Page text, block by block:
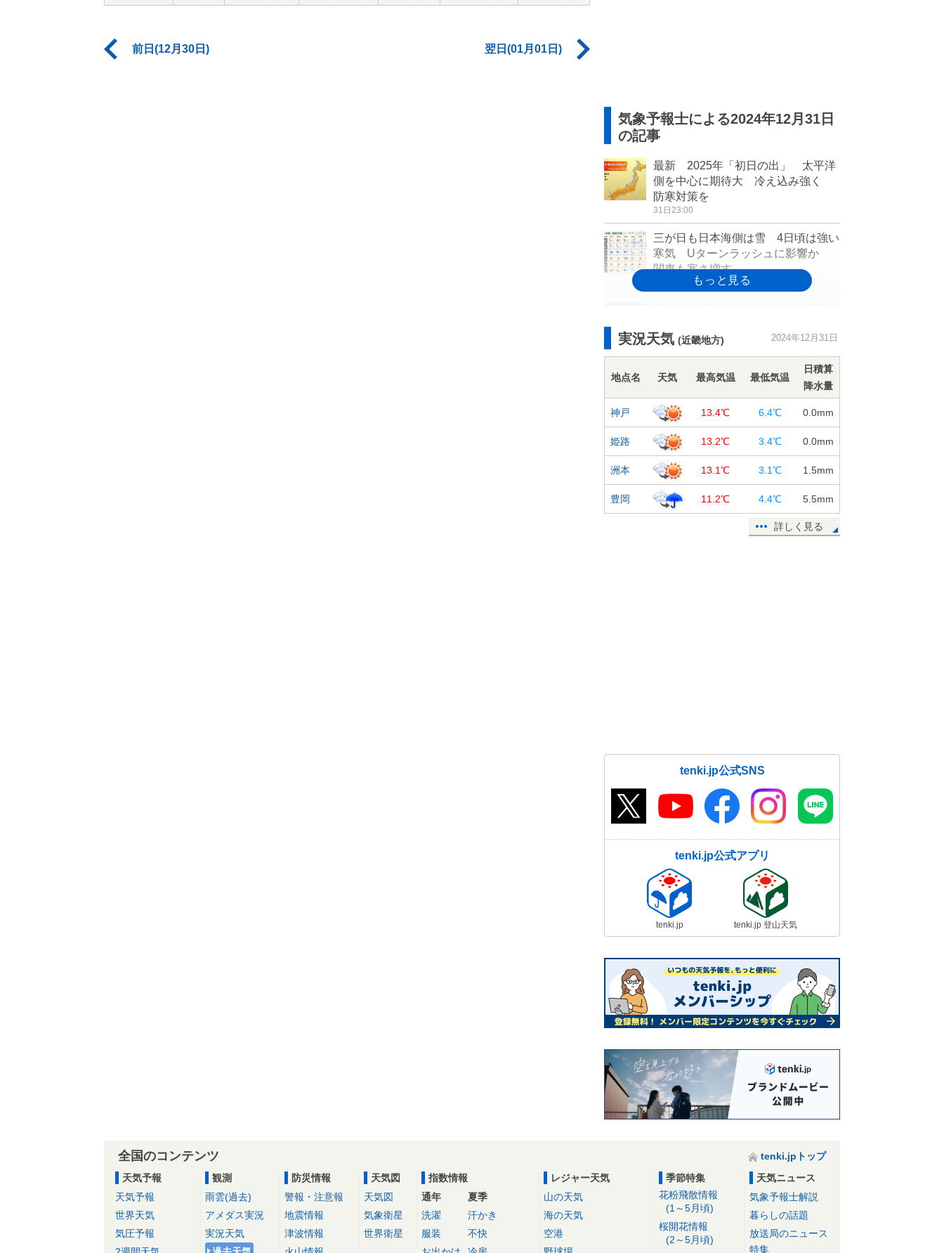
前日(12月30日) 翌日(01月01日)
気象予報士による2024年12月31日
の記事
最新 2025年「初日の出」 太平洋
側を中心に期待大 冷え込み強く
防寒対策を
31日23:00
三が日も日本海側は雪 4日頃は強い
寒気 Uターンラッシュに影響か
関東も寒さ増す
詣は防寒対策を
31日14:56
三が日は日本海側で雪続く 仕事始
め6日は太平洋側も広く雨 2週間天
気
31日12:25
北海道や本州の日本海側に雪雲・雨
雲 北陸周辺で落雷も多数観測 今
夜にかけて注意
31日11:59
31日大晦日の夜 各地で寒さ厳し
実況天気 (近畿地方) 2024年12月31日
地点名 天気 最高気温 最低気温
日積算
降水量
神戸 13.4℃ 6.4℃ 0.0mm
姫路 13.2℃ 3.4℃ 0.0mm
洲本 13.1℃ 3.1℃ 1.5mm
豊岡 11.2℃ 4.4℃ 5.5mm
詳しく見る
tenki.jp公式SNS
tenki.jp公式アプリ
tenki.jp tenki.jp 登山天気
全国のコンテンツ
tenki.jpトップ
天気予報
天気予報
世界天気
気圧予報
観測
雨雲(過去)
アメダス実況
実況天気
防災情報
警報・注意報
地震情報
津波情報
天気図
天気図
気象衛星
世界衛星
指数情報
通年
洗濯
服装
夏季
汗かき
不快
レジャー天気
山の天気
海の天気
空港
季節特集
花粉飛散情報
(1～5月頃)
桜開花情報
(2～5月頃)
天気ニュース
気象予報士解説
暮らしの話題
放送局のニュース
特集